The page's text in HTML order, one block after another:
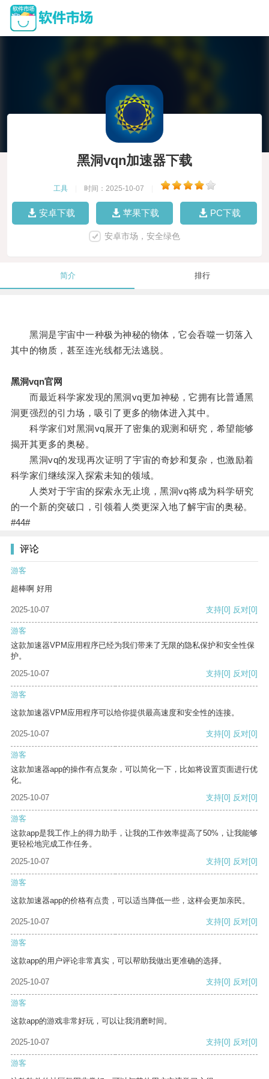
黑洞vqn加速器下载
工具 时间：2025-10-07
安卓下载 苹果下载 PC下载
安卓市场，安全绿色
简介 排行
黑洞是宇宙中一种极为神秘的物体，它会吞噬一切落入
其中的物质，甚至连光线都无法逃脱。
黑洞vqn官网
而最近科学家发现的黑洞vq更加神秘，它拥有比普通黑
洞更强烈的引力场，吸引了更多的物体进入其中。
科学家们对黑洞vq展开了密集的观测和研究，希望能够
揭开其更多的奥秘。
黑洞vq的发现再次证明了宇宙的奇妙和复杂，也激励着
科学家们继续深入探索未知的领域。
人类对于宇宙的探索永无止境，黑洞vq将成为科学研究
的一个新的突破口，引领着人类更深入地了解宇宙的奥秘。
#44#
评论
游客
超棒啊 好用
2025-10-07 支持[0] 反对[0]
游客
这款加速器VPM应用程序已经为我们带来了无限的隐私保护和安全性保
护。
2025-10-07
支持[0] 反对[0]
游客
这款加速器VPM应用程序可以给你提供最高速度和安全性的连接。
2025-10-07 支持[0] 反对[0]
游客
这款加速器app的操作有点复杂，可以简化一下，比如将设置页面进行优
化。
2025-10-07
支持[0] 反对[0]
游客
这款app是我工作上的得力助手，让我的工作效率提高了50%，让我能够
更轻松地完成工作任务。
2025-10-07
支持[0] 反对[0]
游客
这款加速器app的价格有点贵，可以适当降低一些，这样会更加亲民。
2025-10-07 支持[0] 反对[0]
游客
这款app的用户评论非常真实，可以帮助我做出更准确的选择。
2025-10-07 支持[0] 反对[0]
游客
这款app的游戏非常好玩，可以让我消磨时间。
2025-10-07 支持[0] 反对[0]
游客